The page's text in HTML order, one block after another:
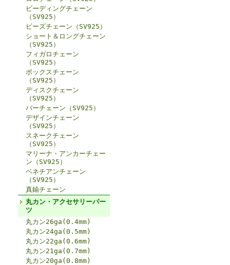
ビーディングチェーン
（SV925）
ビーズチェーン（SV925）
ショート＆ロングチェーン
（SV925）
フィガロチェーン
（SV925）
ボックスチェーン
（SV925）
ディスクチェーン
（SV925）
バーチェーン（SV925）
デザインチェーン
（SV925）
スネークチェーン
（SV925）
マリーナ・アンカーチェー
ン（SV925）
ベネチアンチェーン
（SV925）
真鍮チェーン
丸カン・アクセサリーパー
ツ
丸カン26ga(0.4mm)
丸カン24ga(0.5mm)
丸カン22ga(0.6mm)
丸カン21ga(0.7mm)
丸カン20ga(0.8mm)